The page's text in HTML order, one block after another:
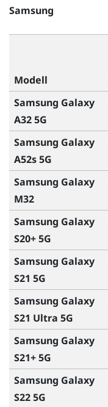
Samsung
Modell
Samsung Galaxy
A32 5G
Samsung Galaxy
A52s 5G
Samsung Galaxy
M32
Samsung Galaxy
S20+ 5G
Samsung Galaxy
S21 5G
Samsung Galaxy
S21 Ultra 5G
Samsung Galaxy
S21+ 5G
Samsung Galaxy
S22 5G